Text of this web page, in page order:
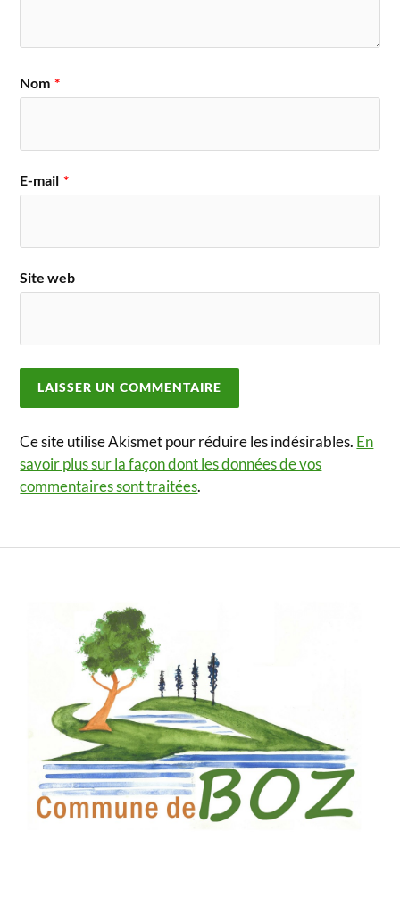
Nom *
E-mail *
Site web
Ce site utilise Akismet pour réduire les indésirables. En
savoir plus sur la façon dont les données de vos
commentaires sont traitées.